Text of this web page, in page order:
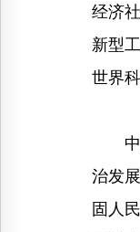
经济
新型
世界
中国
治发
固人